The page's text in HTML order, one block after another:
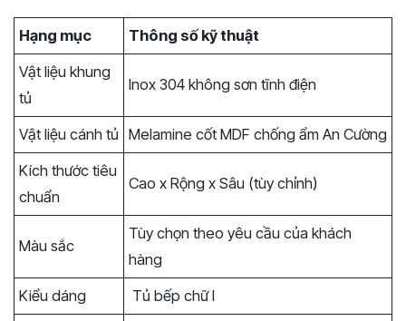
Hạng mục
Thông số kỹ thuật
Vật liệu khung
tủ
Inox 304 không sơn tĩnh điện
Vật liệu cánh tủ Melamine cốt MDF chống ẩm An Cường
Kích thước tiêu
chuẩn
Cao x Rộng x Sâu (tùy chỉnh)
Màu sắc
Tùy chọn theo yêu cầu của khách
hàng
Kiểu dáng
Tủ bếp chữ I